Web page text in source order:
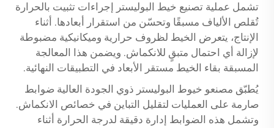
تشمل عملية تصنيع خيط البوليستر إجراءات تثبيت بالحرارة
تُقلص الألياف مسبقًا وتحسّن من استقرار أبعادها. أثناء
الإنتاج، يتعرض الخيط لظروف حرارية وميكانيكية مضبوطة
لإزالة أي احتمال متبقٍ للانكماش. ويضمن هذا المعالجة
المسبقة بقاء الخيط مستقر الأبعاد في التطبيقات النهائية.
يُطبّق مصنعو خيوط البوليستر ذوي الجودة العالية ضوابط
صارمة على العمليات لتقليل التباين في خصائص الانكماش.
وتشمل هذه الضوابط إدارة دقيقة لدرجة الحرارة أثناء